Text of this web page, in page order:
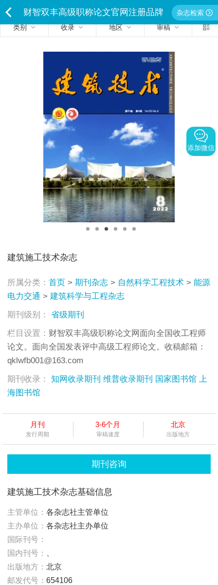
财智双丰高级职称论文官网注册品牌
独家经营严禁侵权违者必究
杂志检索
类别
收录 地区 审稿
建筑施工技术杂志
所属分类： 首页 > 期刊杂志 > 自然科学工程技术 > 能源
电力交通 > 建筑科学与工程杂志
期刊级别：
省级期刊
栏目设置： 财智双丰高级职称论文网面向全国收工程师
论文。面向全国发表评中高级工程师论文。收稿邮箱：
qklwfb001@163.com
期刊收录：
知网收录期刊 维普收录期刊 国家图书馆 上
海图书馆
月刊
发行周期
3-6个月
审稿速度
北京
出版地方
期刊咨询
建筑施工技术杂志基础信息
主管单位： 各杂志社主管单位
主办单位： 各杂志社主办单位
国际刊号：
国内刊号：
出版地方： 北京
邮发代号： 654106
添加微信